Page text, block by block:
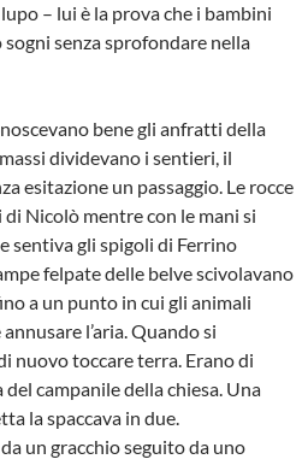
– lui è la prova che i bambini
senza sprofondare nella
bene gli anfratti della
dividevano i sentieri, il
esitazione un passaggio. Le rocce
Nicolò mentre con le mani si
sentiva gli spigoli di Ferrino
felpate delle belve scivolavano
a un punto in cui gli animali
l’aria. Quando si
nuovo toccare terra. Erano di
campanile della chiesa. Una
la spaccava in due.
un gracchio seguito da uno